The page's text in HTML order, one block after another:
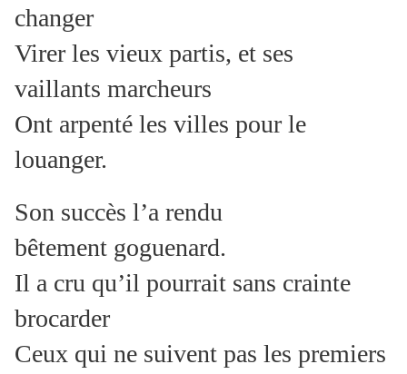
changer
Virer les vieux partis, et ses
vaillants marcheurs
Ont arpenté les villes pour le
louanger.
Son succès l’a rendu
bêtement goguenard.
Il a cru qu’il pourrait sans crainte
brocarder
Ceux qui ne suivent pas les premiers